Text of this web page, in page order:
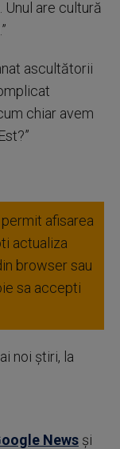
are cultură
ascultătorii
chiar avem
afisarea
actualiza
browser sau
sa accepti
noi știri, la
News şi